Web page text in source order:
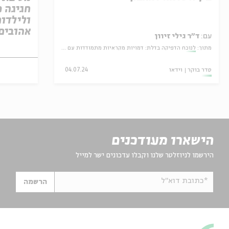
עם: ד"ר גילי זיוון
מתוך: לנוכח הדפיקה בדלת: דמויות מקראיות מתמודדות עם בשורת השכול
סדר בוקר וידאו 04.07.24
חגיגה
הישארו מעודכנים
הירשמו לניוזלטר שלנו וקבלו עדכונים ישר למייל
*כתובת דוא"ל הרשמה